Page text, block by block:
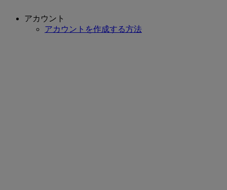
アカウント
アカウントを作成する方法